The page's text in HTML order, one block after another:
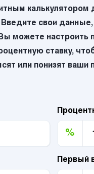
калькулятором
Введите свои
можете настроить
ставку,
или понизят ваши
%
Первый